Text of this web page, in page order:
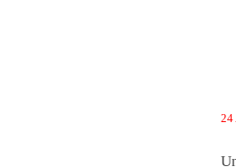
24